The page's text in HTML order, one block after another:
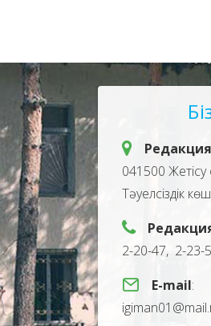
041500
Тәуелсіздік
2-20-47, 2-23-
E-mail: